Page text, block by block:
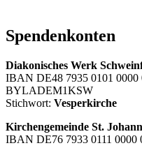
Spendenkonten
Diakonisches Werk
IBAN DE48 7935 0101 0000
BYLADEM1KSW
Stichwort: Vesperkirche
Kirchengemeinde St.
IBAN DE76 7933 0111 0000